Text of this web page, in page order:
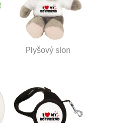
Plyšový slon